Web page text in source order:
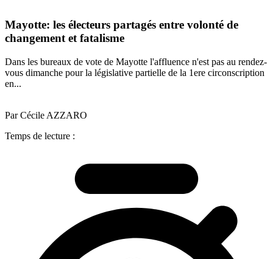
Mayotte: les électeurs partagés entre volonté de
changement et fatalisme
Dans les bureaux de vote de Mayotte l'affluence n'est pas au rendez-
vous dimanche pour la législative partielle de la 1ere circonscription
en...
Par Cécile AZZARO
Temps de lecture :